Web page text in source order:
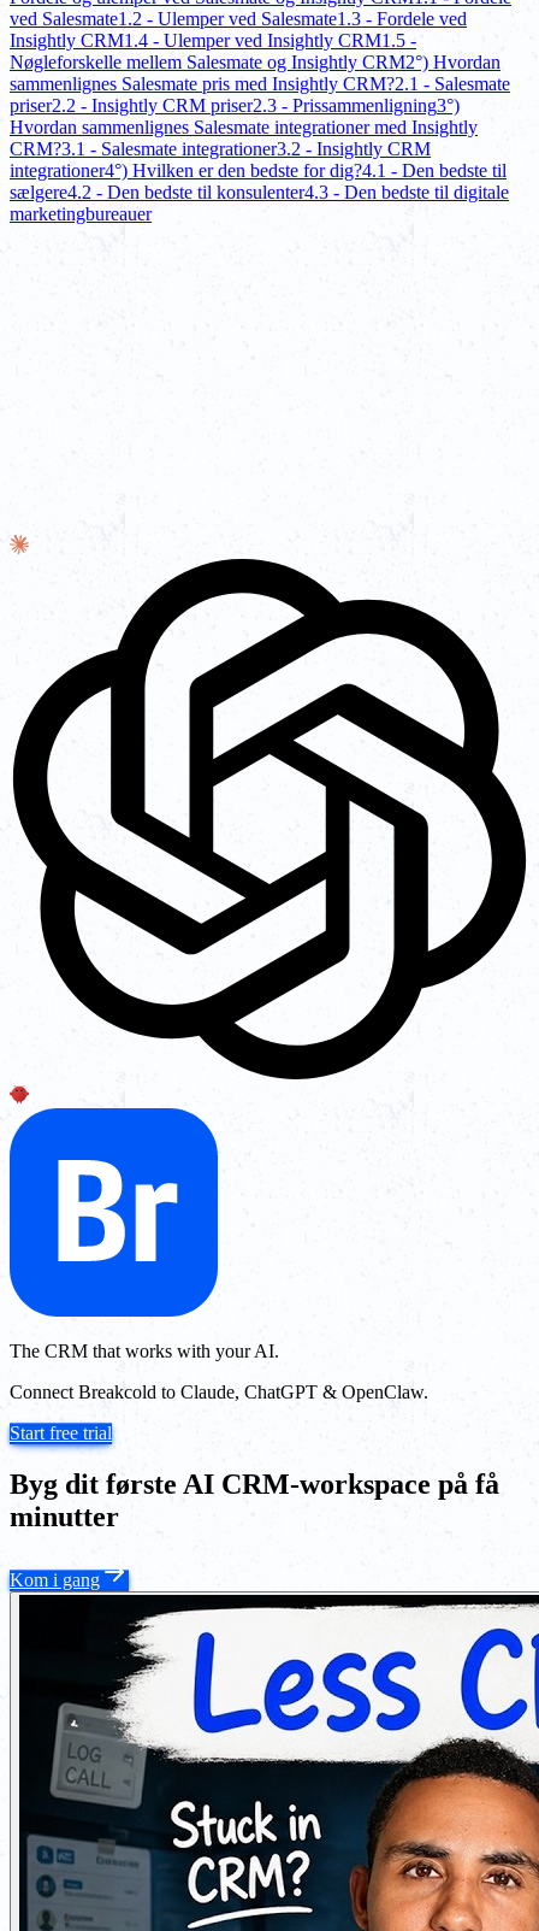
ved Salesmate1.2 - Ulemper ved Salesmate1.3 - Fordele ved
Insightly CRM1.4 - Ulemper ved Insightly CRM1.5 -
Nøgleforskelle mellem Salesmate og Insightly CRM2°) Hvordan
sammenlignes Salesmate pris med Insightly CRM?2.1 - Salesmate
priser2.2 - Insightly CRM priser2.3 - Prissammenligning3°)
Hvordan sammenlignes Salesmate integrationer med Insightly
CRM?3.1 - Salesmate integrationer3.2 - Insightly CRM
integrationer4°) Hvilken er den bedste for dig?4.1 - Den bedste til
sælgere4.2 - Den bedste til konsulenter4.3 - Den bedste til digitale
marketingbureauer
The CRM that works with your AI.
Connect Breakcold to Claude, ChatGPT & OpenClaw.
Start free trial
Byg dit første AI CRM-workspace på få
minutter
Kom i gang